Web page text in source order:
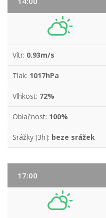
Vítr: 0.93m/s
Tlak: 1017hPa
Vlhkost: 72%
Oblačnost: 100%
Srážky [3h]: beze srážek
17:00